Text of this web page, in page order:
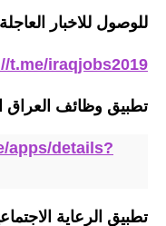
للوصول للاخبار
t.me/iraqjobs2019
تطبيق وظائف العراق
apps/details?
تطبيق الرعاية